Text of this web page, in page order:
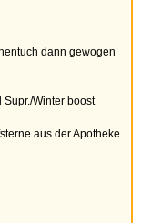
dann gewogen
Winter boost
aus der Apotheke